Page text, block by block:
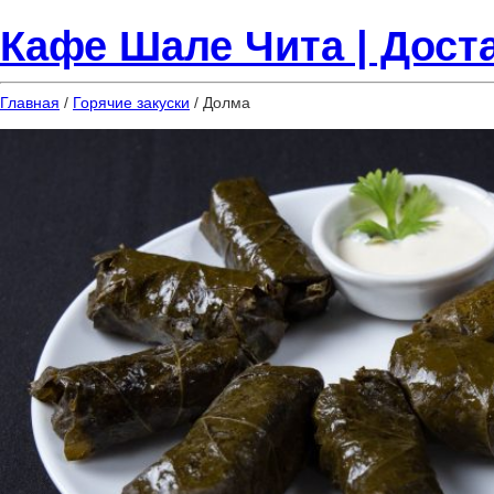
Кафе Шале Чита |
Главная / Горячие закуски / Долма